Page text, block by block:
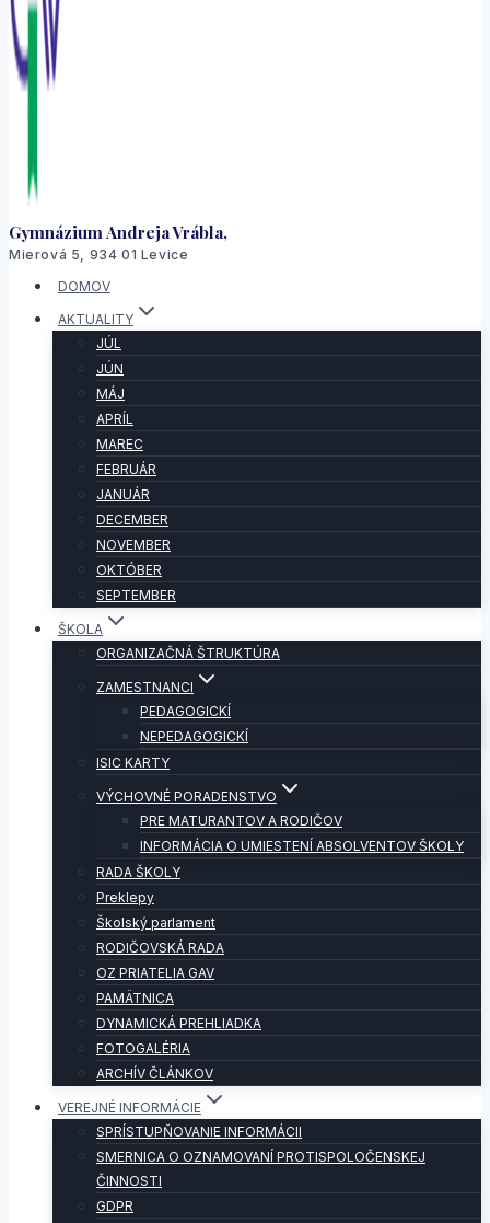
Gymnázium Andreja Vrábla,
Mierová 5, 934 01 Levice
DOMOV
AKTUALITY
JÚL
JÚN
MÁJ
APRÍL
MAREC
FEBRUÁR
JANUÁR
DECEMBER
NOVEMBER
OKTÓBER
SEPTEMBER
ŠKOLA
ORGANIZAČNÁ ŠTRUKTÚRA
ZAMESTNANCI
PEDAGOGICKÍ
NEPEDAGOGICKÍ
ISIC KARTY
VÝCHOVNÉ PORADENSTVO
PRE MATURANTOV A RODIČOV
INFORMÁCIA O UMIESTENÍ ABSOLVENTOV ŠKOLY
RADA ŠKOLY
Preklepy
Školský parlament
RODIČOVSKÁ RADA
OZ PRIATELIA GAV
PAMÄTNICA
DYNAMICKÁ PREHLIADKA
FOTOGALÉRIA
ARCHÍV ČLÁNKOV
VEREJNÉ INFORMÁCIE
SPRÍSTUPŇOVANIE INFORMÁCII
SMERNICA O OZNAMOVANÍ PROTISPOLOČENSKEJ
ČINNOSTI
GDPR